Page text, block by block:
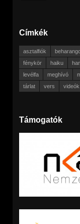
Címkék
asztalfiók
fénykör
haiku
levélfa
meghívó
tárlat
vers videók
Támogatók